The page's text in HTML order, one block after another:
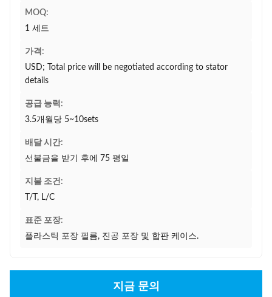
MOQ:
1 세트
가격:
USD; Total price will be negotiated according to stator
details
공급 능력:
3.5개월당 5~10sets
배달 시간:
선불금을 받기 후에 75 평일
지불 조건:
T/T, L/C
표준 포장:
플라스틱 포장 필름, 진공 포장 및 합판 케이스.
지금 문의